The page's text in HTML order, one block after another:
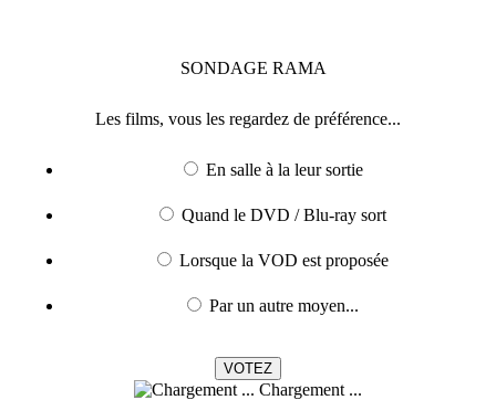
SONDAGE RAMA
Les films, vous les regardez de préférence...
En salle à la leur sortie
Quand le DVD / Blu-ray sort
Lorsque la VOD est proposée
Par un autre moyen...
Chargement ...